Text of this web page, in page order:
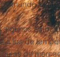
mundo y
algunos
los de
de